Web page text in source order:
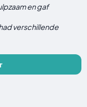
en gaf
verschillende